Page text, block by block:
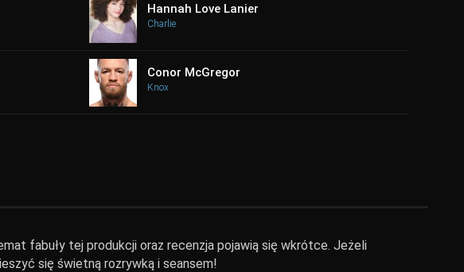
Hannah Love Lanier
Charlie
Conor McGregor
Knox
fabuły tej produkcji oraz recenzja pojawią się wkrótce. Jeżeli
się świetną rozrywką i seansem!